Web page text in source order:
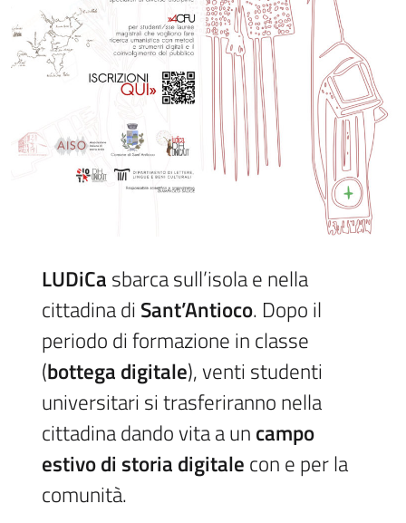
LUDiCa sbarca sull’isola e nella
cittadina di Sant’Antioco. Dopo il
periodo di formazione in classe
(bottega digitale), venti studenti
universitari si trasferiranno nella
cittadina dando vita a un campo
estivo di storia digitale con e per la
comunità.